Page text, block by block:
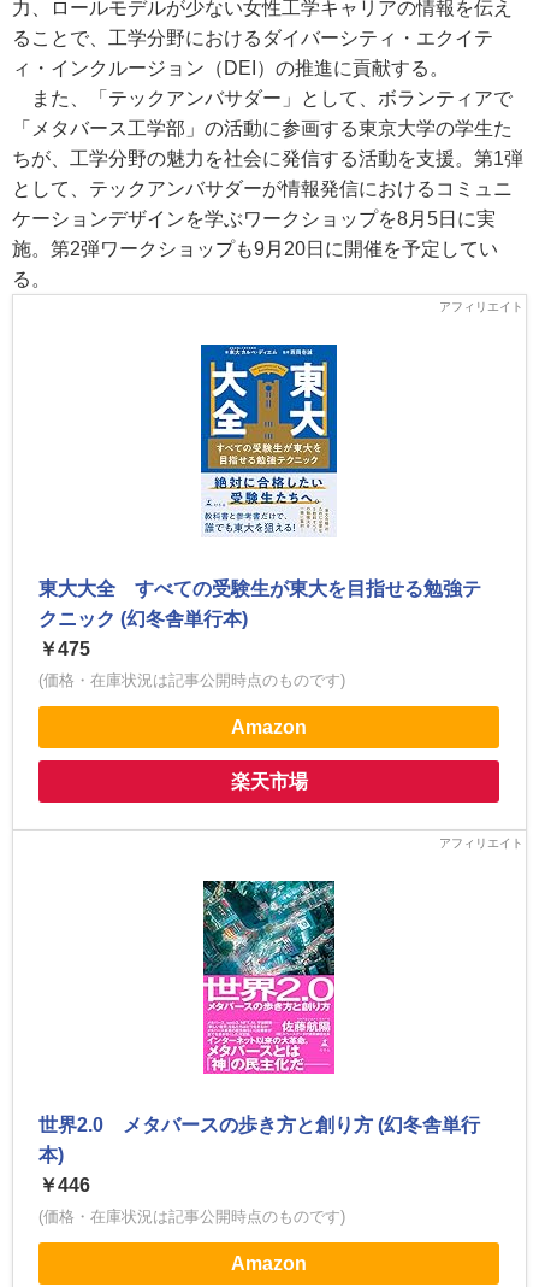
力、ロールモデルが少ない女性工学キャリアの情報を伝え
ることで、工学分野におけるダイバーシティ・エクイテ
ィ・インクルージョン（DEI）の推進に貢献する。
また、「テックアンバサダー」として、ボランティアで
「メタバース工学部」の活動に参画する東京大学の学生た
ちが、工学分野の魅力を社会に発信する活動を支援。第1弾
として、テックアンバサダーが情報発信におけるコミュニ
ケーションデザインを学ぶワークショップを8月5日に実
施。第2弾ワークショップも9月20日に開催を予定してい
る。
東大大全 すべての受験生が東大を目指せる勉強テ
クニック (幻冬舎単行本)
￥475
(価格・在庫状況は記事公開時点のものです)
Amazon
楽天市場
世界2.0 メタバースの歩き方と創り方 (幻冬舎単行
本)
￥446
(価格・在庫状況は記事公開時点のものです)
Amazon